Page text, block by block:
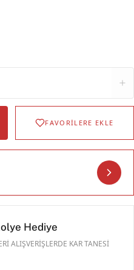
FAVORİLERE EKLE
Hediye
ALIŞVERİŞLERDE KAR TANESİ